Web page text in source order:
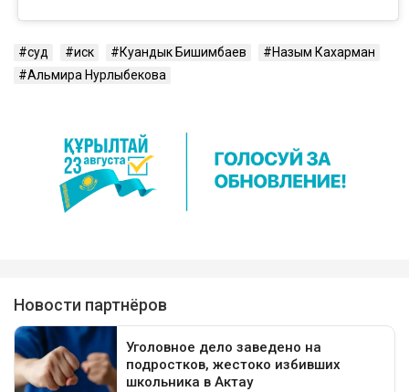
суд иск Куандык Бишимбаев
Назым Кахарман
Альмира Нурлыбекова